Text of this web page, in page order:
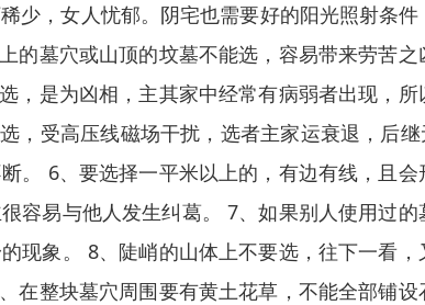
少，女人忧郁。阴宅也需要好的阳光照射条
的墓穴或山顶的坟墓不能选，容易带来劳苦
，是为凶相，主其家中经常有病弱者出现，
，受高压线磁场干扰，选者主家运衰退，后
。 6、要选择一平米以上的，有边有线，且
容易与他人发生纠葛。 7、如果别人使用过
现象。 8、陡峭的山体上不要选，往下一看
在整块墓穴周围要有黄土花草，不能全部铺